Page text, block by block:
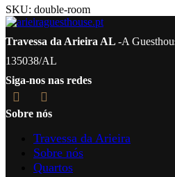
SKU: double-room
Travessa da Arieira AL -A
135038/AL
Siga-nos nas redes
Sobre nós
Travessa da Arieira
Sobre nós
Quartos